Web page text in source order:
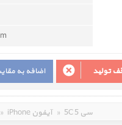
اضافه به تولید
» iPhone آیفون » 5C 5 سی